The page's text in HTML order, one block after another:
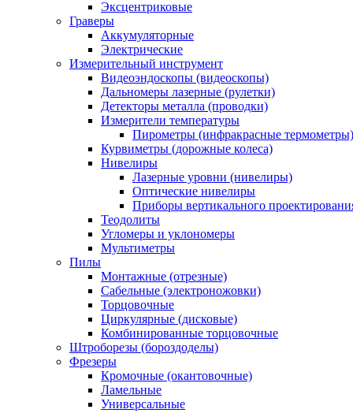
Эксцентриковые
Граверы
Аккумуляторные
Электрические
Измерительный инструмент
Видеоэндоскопы (видеоскопы)
Дальномеры лазерные (рулетки)
Детекторы металла (проводки)
Измерители температуры
Пирометры (инфракрасные термометры)
Курвиметры (дорожные колеса)
Нивелиры
Лазерные уровни (нивелиры)
Оптические нивелиры
Приборы вертикального
Теодолиты
Угломеры и уклономеры
Мультиметры
Пилы
Монтажные (отрезные)
Сабельные (электроножовки)
Торцовочные
Циркулярные (дисковые)
Комбинированные торцовочные
Штроборезы (бороздоделы)
Фрезеры
Кромочные (окантовочные)
Ламельные
Универсальные